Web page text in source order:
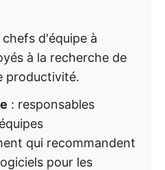
chefs d'équipe à
à la recherche de
productivité.
: responsables
qui recommandent
pour les